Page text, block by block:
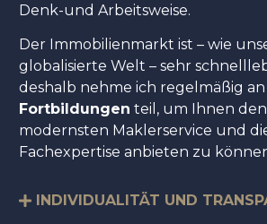
Denk-und Arbeitsweise.
Der Immobilienmarkt ist – wie
globalisierte Welt – sehr
deshalb nehme ich regelmäßig an
Fortbildungen teil, um Ihnen den
modernsten Maklerservice und
Fachexpertise anbieten zu
INDIVIDUALITÄT UND